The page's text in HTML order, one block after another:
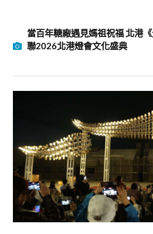
當百年糖廠遇見媽祖祝福 北港
聯2026北港燈會文化盛典